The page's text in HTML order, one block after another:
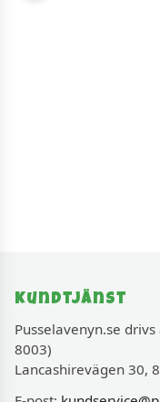
Kundtjänst
Pusselavenyn.se
8003)
Lancashirevägen 30,